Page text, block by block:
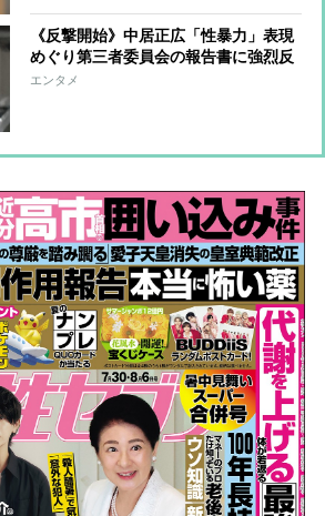
《反撃開始》中居正広「性暴力」表現
めぐり第三者委員会の報告書に強烈反
論「守秘義務解除も提案した」
エンタメ